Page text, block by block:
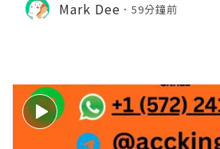
Mark Dee 59分鐘前